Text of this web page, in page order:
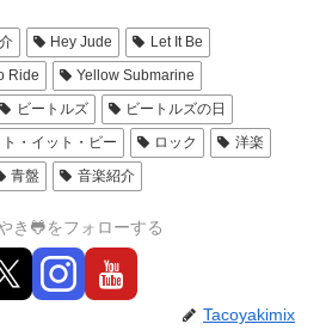
Hey Jude
Let It Be
Ride
Yellow Submarine
ビートルズ
ビートルズの日
ト・イット・ビー ロック
洋楽
青盤 音楽紹介
き🐸をフォローする
Tacoyakimix